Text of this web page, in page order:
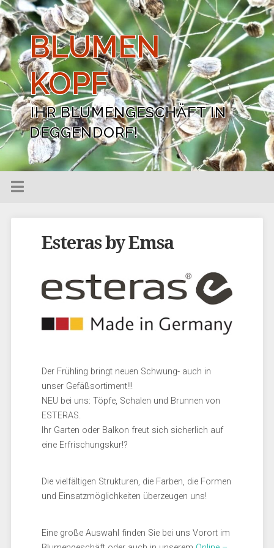
BLUMEN
KOPF
IHR BLUMENGESCHÄFT IN
DEGGENDORF!
Esteras by Emsa
Der Frühling bringt neuen Schwung- auch in
unser Gefäßsortiment!!!
NEU bei uns: Töpfe, Schalen und Brunnen von
ESTERAS.
Ihr Garten oder Balkon freut sich sicherlich auf
eine Erfrischungskur!?
Die vielfältigen Strukturen, die Farben, die Formen
und Einsatzmöglichkeiten überzeugen uns!
Eine große Auswahl finden Sie bei uns Vorort im